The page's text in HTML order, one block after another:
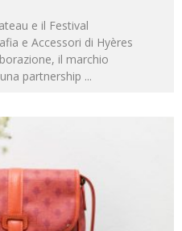
e il Festival
e Accessori di Hyères
il marchio
partnership ...